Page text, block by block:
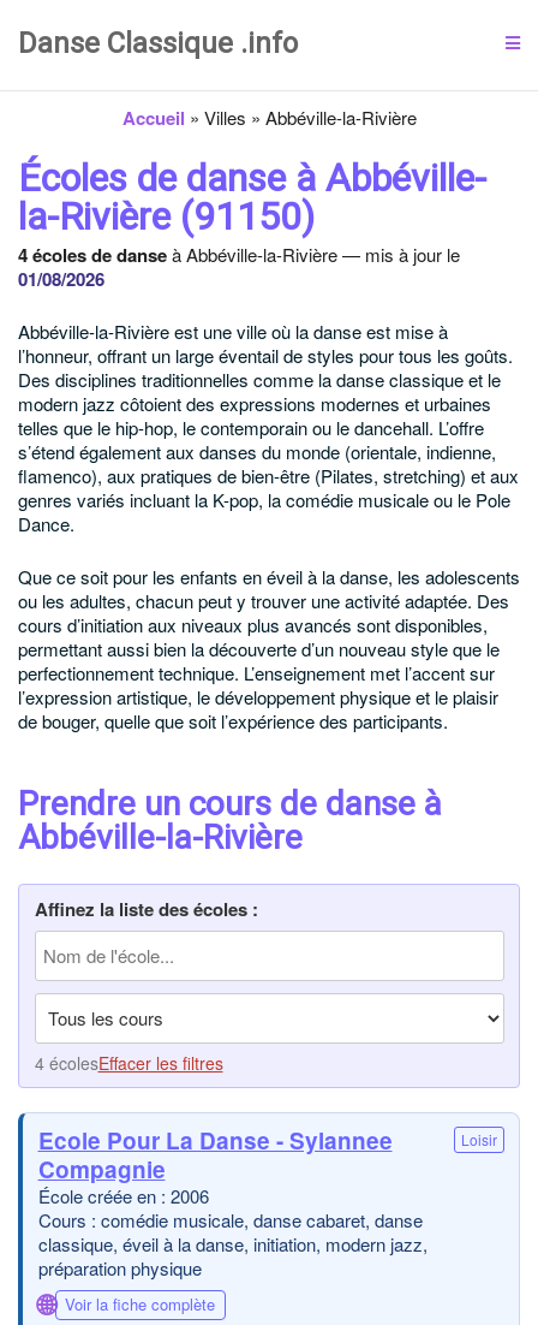
Danse Classique .info
Accueil » Villes » Abbéville-la-Rivière
Écoles de danse à Abbéville-
la-Rivière (91150)
4 écoles de danseà Abbéville-la-Rivière — mis à jour le
01/08/2026
Abbéville-la-Rivière est une ville où la danse est mise à
l’honneur, offrant un large éventail de styles pour tous les goûts.
Des disciplines traditionnelles comme la danse classique et le
modern jazz côtoient des expressions modernes et urbaines
telles que le hip-hop, le contemporain ou le dancehall. L’offre
s’étend également aux danses du monde (orientale, indienne,
flamenco), aux pratiques de bien-être (Pilates, stretching) et aux
genres variés incluant la K-pop, la comédie musicale ou le Pole
Dance.
Que ce soit pour les enfants en éveil à la danse, les adolescents
ou les adultes, chacun peut y trouver une activité adaptée. Des
cours d’initiation aux niveaux plus avancés sont disponibles,
permettant aussi bien la découverte d’un nouveau style que le
perfectionnement technique. L’enseignement met l’accent sur
l’expression artistique, le développement physique et le plaisir
de bouger, quelle que soit l’expérience des participants.
Prendre un cours de danse à
Abbéville-la-Rivière
Affinez la liste des écoles :
4 écolesEffacer les filtres
Ecole Pour La Danse - Sylannee
Compagnie
Loisir
École créée en : 2006
Cours : comédie musicale, danse cabaret, danse
classique, éveil à la danse, initiation, modern jazz,
préparation physique
🌐 Voir la fiche complète